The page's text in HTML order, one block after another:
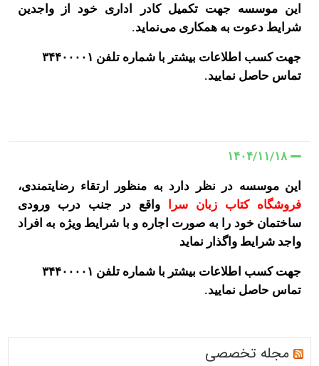
این موسسه جهت تکمیل کادر اداری خود از واجدین
شرایط دعوت به همکاری می‌نماید.
جهت کسب اطلاعات بیشتر با شماره تلفن ۳۴۴۰۰۰۰۱
تماس حاصل نمایید.
۱۴۰۴/۱۱/۱۸
این موسسه در نظر دارد به منظور ارتقاء رضایتمندی،
فروشگاه کتاب زبان سرا واقع در جنب درب ورودی
ساختمان خود را به صورت اجاره و با شرایط ویژه به افراد
واجد شرایط واگذار نماید
جهت کسب اطلاعات بیشتر با شماره تلفن ۳۴۴۰۰۰۰۱
تماس حاصل نمایید.
مجله تخصصی